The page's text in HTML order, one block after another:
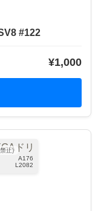
#122
¥1,000
A176
L2082
止)